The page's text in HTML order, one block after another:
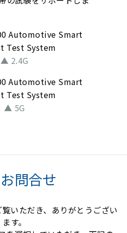
▲ 2.4G
▲ 5G
問合せ
いただき、ありがとうござい
ます。